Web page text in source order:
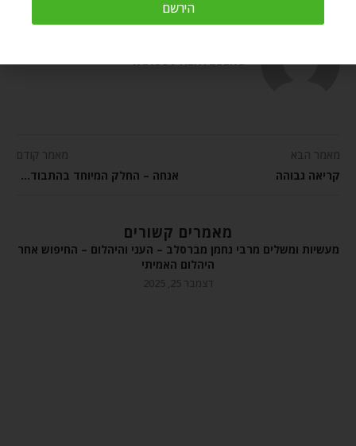
מאמר הבא
קריאה גבוהה
מאמר קודם
אנחה – החלק המיוחד בהתבודדות
מאמרים קשורים
מעשיות ומשלים מרבי נחמן מברסלב – העני והיהלום – החיפוש אחר
היהלום האמיתי
דצמבר 25, 2025
הירשם